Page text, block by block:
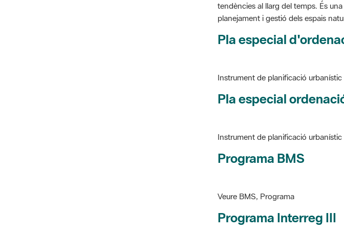
tendències al llarg del temps. És
planejament i gestió dels espais
Pla especial
Instrument de planificació urbanístic
Pla especial
Instrument de planificació urbanístic
Programa BMS
Veure BMS, Programa
Programa Interreg III